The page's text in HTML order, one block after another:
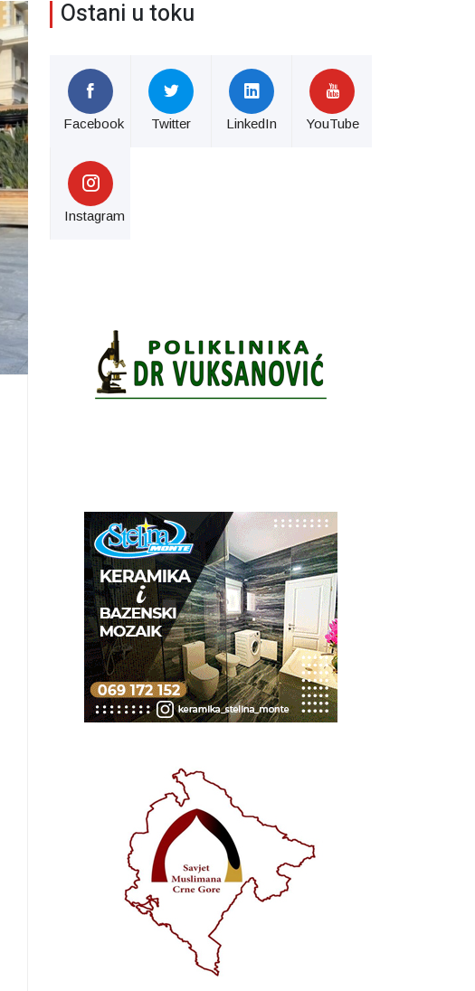
Ostani u toku
Facebook Twitter LinkedIn YouTube
Instagram